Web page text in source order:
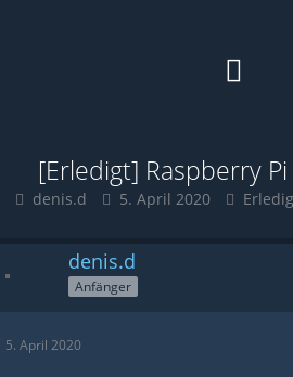
[Erledigt] Raspberry
denis.d 5. April 2020
denis.d
Anfänger
5. April 2020